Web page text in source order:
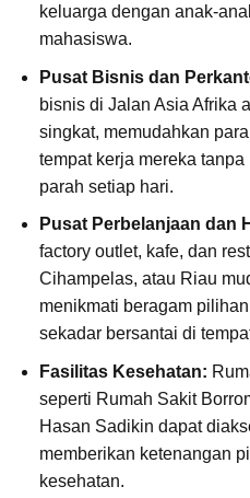
keluarga dengan anak-
mahasiswa.
Pusat Bisnis dan
bisnis di Jalan Asia Afrika
singkat, memudahkan
tempat kerja mereka
parah setiap hari.
Pusat Perbelanjaan dan
factory outlet, kafe, dan
Cihampelas, atau Riau
menikmati beragam
sekadar bersantai di
Fasilitas Kesehatan:
seperti Rumah Sakit
Hasan Sadikin dapat
memberikan ketenangan
kesehatan.